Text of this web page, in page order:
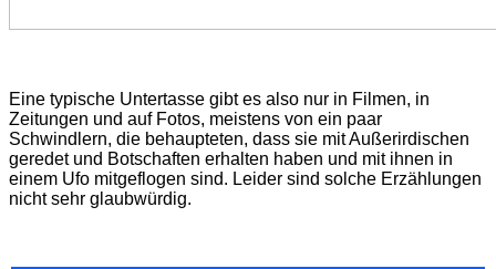
Eine typische Untertasse gibt es also nur in Filmen, in
Zeitungen und auf Fotos, meistens von ein paar
Schwindlern, die behaupteten, dass sie mit Außerirdischen
geredet und Botschaften erhalten haben und mit ihnen in
einem Ufo mitgeflogen sind. Leider sind solche Erzählungen
nicht sehr glaubwürdig.